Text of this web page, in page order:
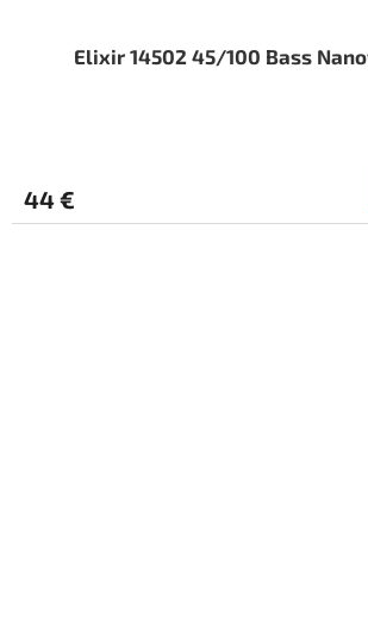
Elixir 14502 45/100 Bass
44 €